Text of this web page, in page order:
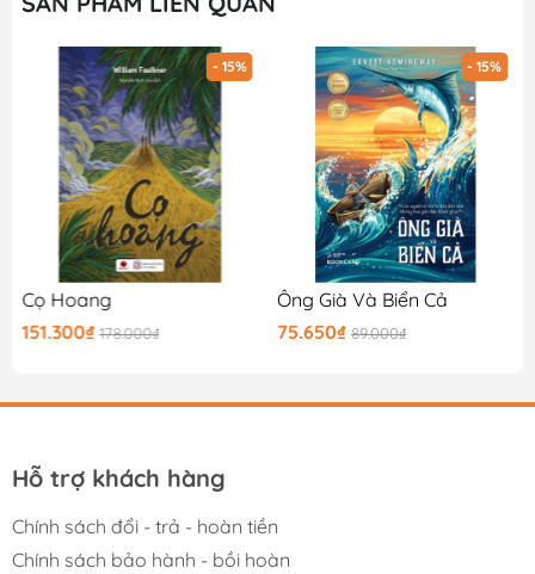
- 15%
Cọ Hoang
151.300₫ 178.000₫
- 15%
Ông Già Và Biển Cả
75.650₫ 89.000₫
Hỗ trợ khách hàng
Chính sách đổi - trả - hoàn tiền
Chính sách bảo hành - bồi hoàn